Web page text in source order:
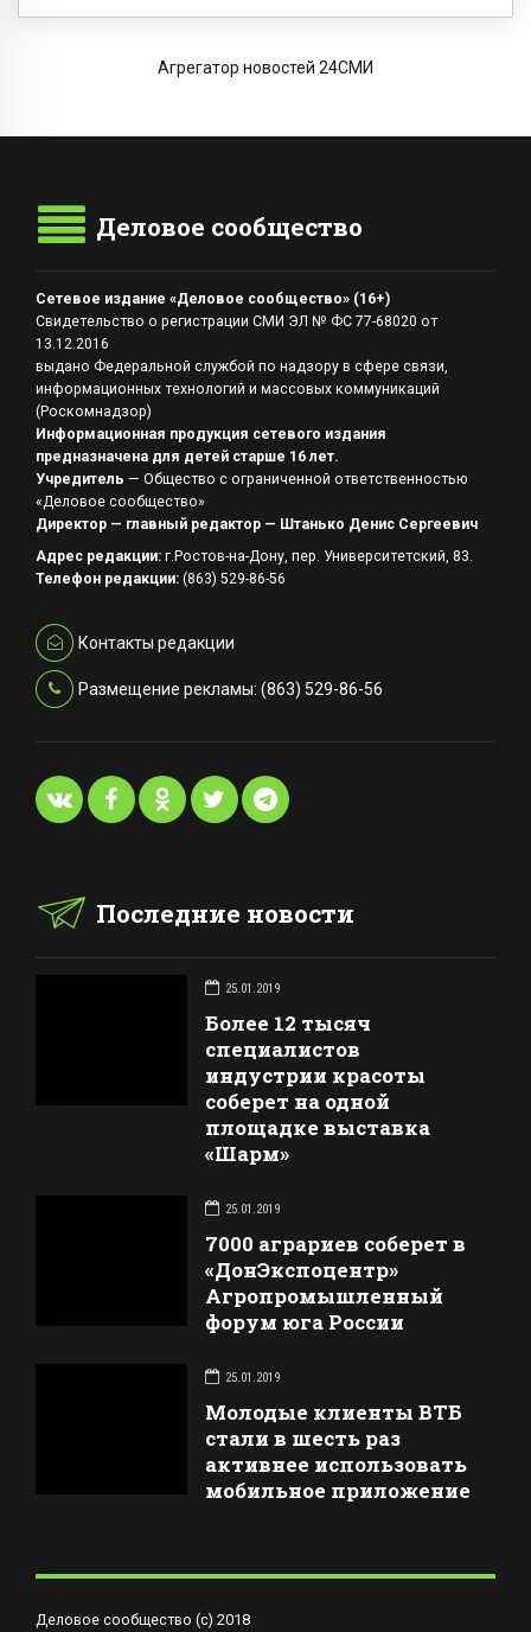
Агрегатор новостей 24СМИ
Деловое сообщество
Сетевое издание «Деловое сообщество» (16+)
Свидетельство о регистрации СМИ ЭЛ № ФС 77-68020 от
13.12.2016
выдано Федеральной службой по надзору в сфере связи,
информационных технологий и массовых коммуникаций
(Роскомнадзор)
Информационная продукция сетевого издания
предназначена для детей старше 16 лет.
Учредитель — Общество с ограниченной ответственностью
«Деловое сообщество»
Директор — главный редактор — Штанько Денис Сергеевич
Адрес редакции: г.Ростов-на-Дону, пер. Университетский, 83.
Телефон редакции: (863) 529-86-56
Контакты редакции
Размещение рекламы: (863) 529-86-56
Последние новости
25.01.2019
Более 12 тысяч
специалистов
индустрии красоты
соберет на одной
площадке выставка
«Шарм»
25.01.2019
7000 аграриев соберет в
«ДонЭкспоцентр»
Агропромышленный
форум юга России
25.01.2019
Молодые клиенты ВТБ
стали в шесть раз
активнее использовать
мобильное приложение
Деловое сообщество (с) 2018